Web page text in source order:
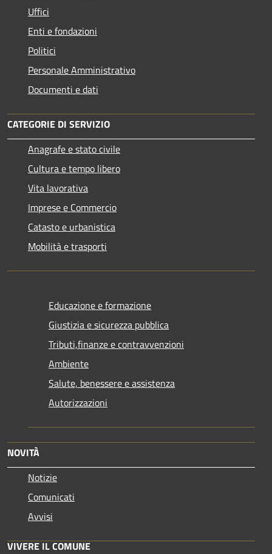
Uffici
Enti e fondazioni
Politici
Personale Amministrativo
Documenti e dati
CATEGORIE DI SERVIZIO
Anagrafe e stato civile
Cultura e tempo libero
Vita lavorativa
Imprese e Commercio
Catasto e urbanistica
Mobilità e trasporti
Educazione e formazione
Giustizia e sicurezza pubblica
Tributi,finanze e contravvenzioni
Ambiente
Salute, benessere e assistenza
Autorizzazioni
NOVITÀ
Notizie
Comunicati
Avvisi
VIVERE IL COMUNE